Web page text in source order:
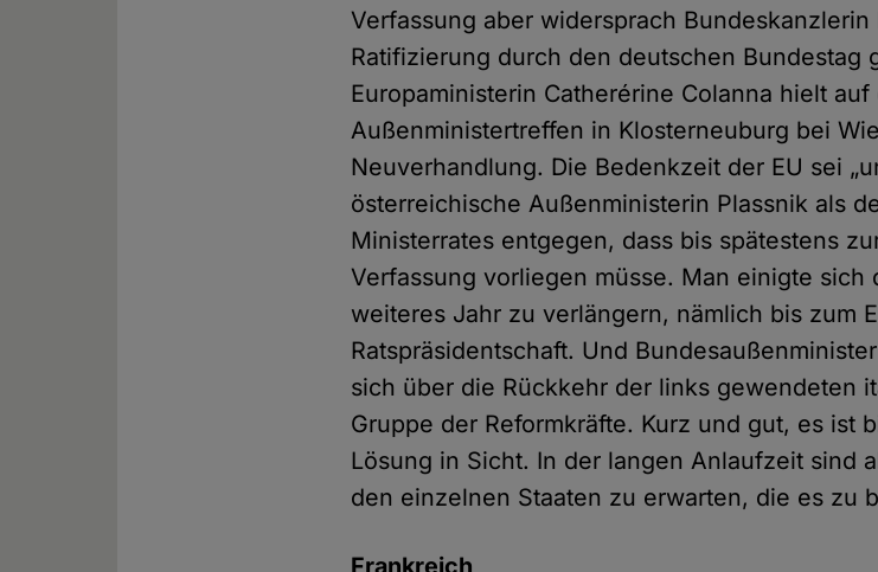
Verfassung aber widersprach
Ratifizierung durch den deutschen Bundestag
Europaministerin Catherérine Colanna hielt
Außenministertreffen in Klosterneuburg bei
Neuverhandlung. Die Bedenkzeit der EU sei
österreichische Außenministerin Plassnik als
Ministerrates entgegen, dass bis spätestens
Verfassung vorliegen müsse. Man einigte sich
weiteres Jahr zu verlängern, nämlich bis zum
Ratspräsidentschaft. Und
sich über die Rückkehr der links gewendeten
Gruppe der Reformkräfte. Kurz und gut, es ist
Lösung in Sicht. In der langen Anlaufzeit sind
den einzelnen Staaten zu erwarten, die es zu
Frankreich